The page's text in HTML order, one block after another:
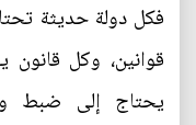
فكل دولة حديثة
قوانين، وكل
يحتاج إلى ضبط